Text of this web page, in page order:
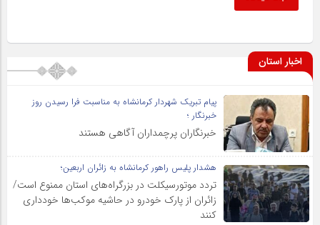
اخبار استان
پیام تبریک شهردار کرمانشاه به مناسبت فرا رسیدن روز
خبرنگار ؛
خبرنگاران پرچمداران آگاهی هستند
هشدار پلیس راهور کرمانشاه به زائران اربعین؛
تردد موتورسیکلت در بزرگراه‌های استان ممنوع است/
زائران از پارک خودرو در حاشیه موکب‌ها خودداری
کنند